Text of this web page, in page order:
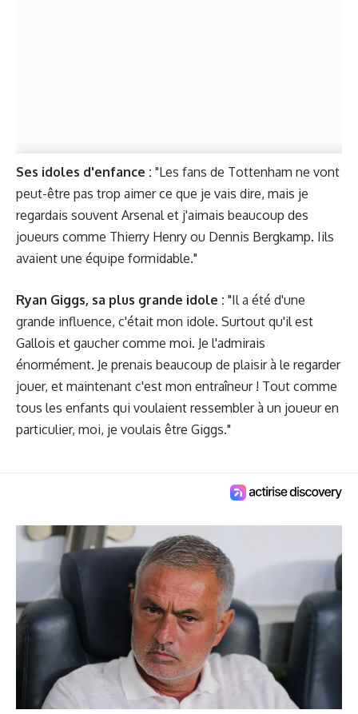
Ses idoles d'enfance : "Les fans de Tottenham ne vont
peut-être pas trop aimer ce que je vais dire, mais je
regardais souvent Arsenal et j'aimais beaucoup des
joueurs comme Thierry Henry ou Dennis Bergkamp. I​ils
avaient une équipe formidable."
Ryan Giggs, sa plus grande idole : "Il a été d'une
grande influence, c'était mon idole. Surtout qu'il est
Gallois et gaucher comme moi. Je l'admirais
énormément. Je prenais beaucoup de plaisir à le regarder
jouer, et maintenant c'est mon entraîneur ! Tout comme
tous les enfants qui voulaient ressembler à un joueur en
particulier, moi, je voulais être Giggs."